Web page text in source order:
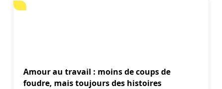
Amour au travail : moins de coups de
foudre, mais toujours des histoires